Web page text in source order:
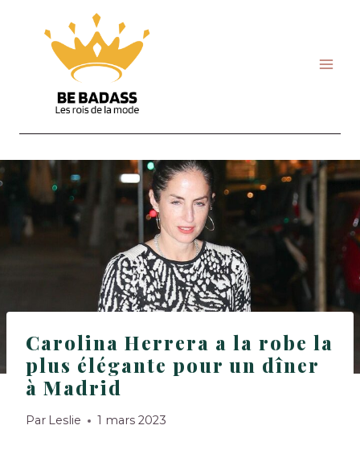
content
Carolina Herrera a la robe la
plus élégante pour un dîner
à Madrid
Par Leslie 1 mars 2023